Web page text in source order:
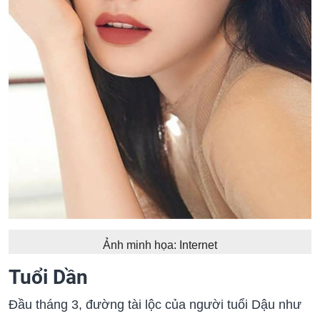
Ảnh minh họa: Internet
Tuổi Dần
Đầu tháng 3, đường tài lộc của người tuổi Dậu như